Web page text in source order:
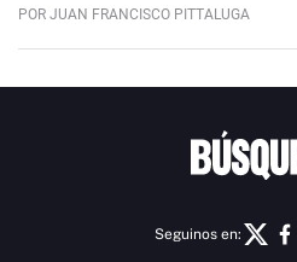
POR JUAN FRANCISCO PITTALUGA
Seguinos en: